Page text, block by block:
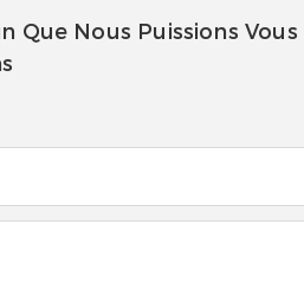
Nous Puissions Vous